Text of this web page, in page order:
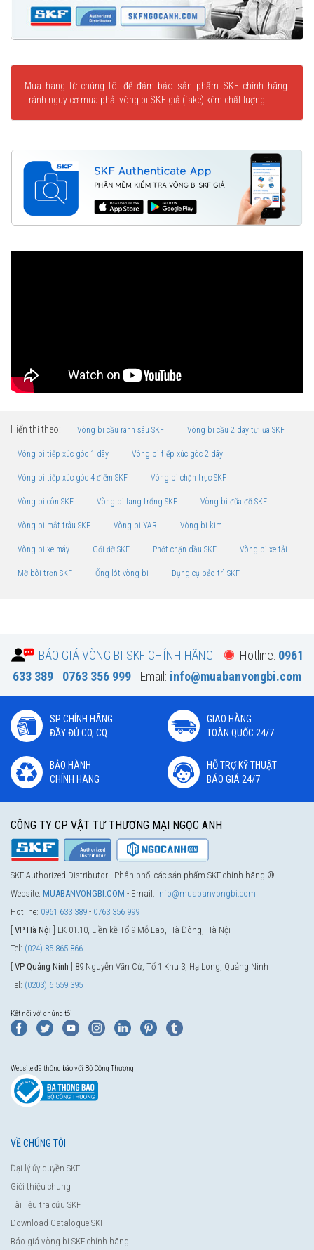
Mua hàng từ chúng tôi để đảm bảo sản phẩm SKF chính hãng.
Tránh nguy cơ mua phải vòng bi SKF giả (fake) kém chất lượng.
Hiển thị theo: Vòng bi cầu rãnh sâu SKF Vòng bi cầu 2 dãy tự lựa SKF
Vòng bi tiếp xúc góc 1 dãy Vòng bi tiếp xúc góc 2 dãy
Vòng bi tiếp xúc góc 4 điểm SKF Vòng bi chặn trục SKF
Vòng bi côn SKF Vòng bi tang trống SKF Vòng bi đũa đỡ SKF
Vòng bi mắt trâu SKF Vòng bi YAR Vòng bi kim
Vòng bi xe máy Gối đỡ SKF Phớt chặn dầu SKF Vòng bi xe tải
Mỡ bôi trơn SKF Ống lót vòng bi Dụng cụ bảo trì SKF
BÁO GIÁ VÒNG BI SKF CHÍNH HÃNG - Hotline: 0961
633 389- 0763 356 999- Email: info@muabanvongbi.com
SP CHÍNH HÃNG
ĐẦY ĐỦ CO, CQ
GIAO HÀNG
TOÀN QUỐC 24/7
BẢO HÀNH
CHÍNH HÃNG
HỖ TRỢ KỸ THUẬT
BÁO GIÁ 24/7
CÔNG TY CP VẬT TƯ THƯƠNG MẠI NGỌC ANH
SKF Authorized Distributor - Phân phối các sản phẩm SKF chính hãng ®
Website: MUABANVONGBI.COM - Email: info@muabanvongbi.com
Hotline: 0961 633 389 - 0763 356 999
VP Hà Nội ] LK 01.10, Liền kề Tổ 9 Mỗ Lao, Hà Đông, Hà Nội
Tel: (024) 85 865 866
VP Quảng Ninh ] 89 Nguyễn Văn Cừ, Tổ 1 Khu 3, Hạ Long, Quảng Ninh
Tel: (0203) 6 559 395
Kết nối với chúng tôi
Website đã thông báo với Bộ Công Thương
VỀ CHÚNG TÔI
Đại lý ủy quyền SKF
Giới thiệu chung
Tài liệu tra cứu SKF
Download Catalogue SKF
Báo giá vòng bi SKF chính hãng